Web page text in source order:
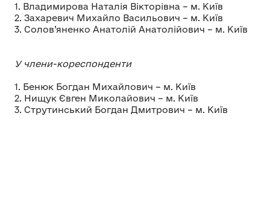
1. Владимирова Наталія Вікторівна – м. Київ
2. Захаревич Михайло Васильович – м. Київ
3. Солов’яненко Анатолій Анатолійович – м. Київ
У члени-кореспонденти
1. Бенюк Богдан Михайлович – м. Київ
2. Нищук Євген Миколайович – м. Київ
3. Струтинський Богдан Дмитрович – м. Київ